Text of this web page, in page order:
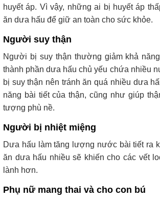
huyết áp. Vì vậy, những ai bị huyết áp
ăn dưa hấu để giữ an toàn cho sức khỏe.
Người suy thận
Người bị suy thận thường giảm khả
thành phần dưa hấu chủ yếu chứa nhiều
bị suy thận nên tránh ăn quá nhiều dưa
năng bài tiết của thận, cũng như giúp
tượng phù nề.
Người bị nhiệt miệng
Dưa hấu làm tăng lượng nước bài tiết ra
ăn dưa hấu nhiều sẽ khiến cho các vết
lành hơn.
Phụ nữ mang thai và cho con bú